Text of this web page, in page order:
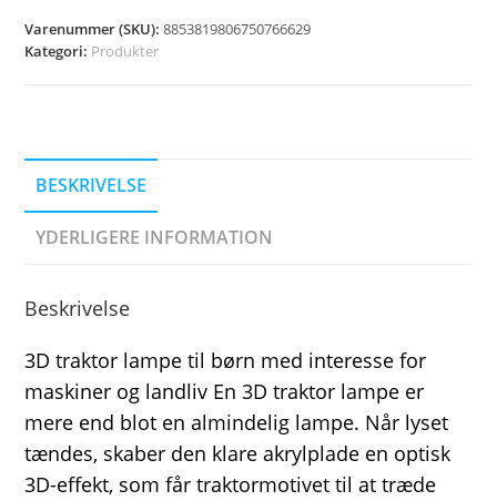
Varenummer (SKU):8853819806750766629
Kategori: Produkter
BESKRIVELSE
YDERLIGERE INFORMATION
Beskrivelse
3D traktor lampe til børn med interesse for
maskiner og landliv En 3D traktor lampe er
mere end blot en almindelig lampe. Når lyset
tændes, skaber den klare akrylplade en optisk
3D-effekt, som får traktormotivet til at træde